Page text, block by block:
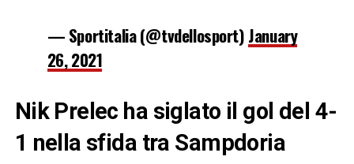
— Sportitalia (@tvdellosport)January
26, 2021
Nik Prelec ha siglato il gol del 4-
1 nella sfida tra Sampdoria